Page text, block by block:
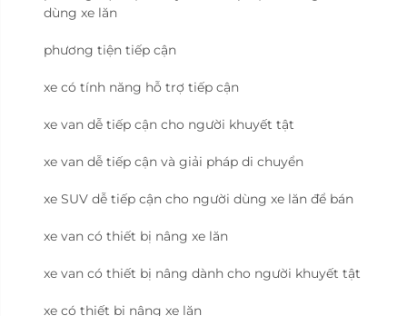
dùng xe lăn
phương tiện tiếp cận
xe có tính năng hỗ trợ tiếp cận
xe van dễ tiếp cận cho người khuyết tật
xe van dễ tiếp cận và giải pháp di chuyển
xe SUV dễ tiếp cận cho người dùng xe lăn để bán
xe van có thiết bị nâng xe lăn
xe van có thiết bị nâng dành cho người khuyết tật
xe có thiết bị nâng xe lăn